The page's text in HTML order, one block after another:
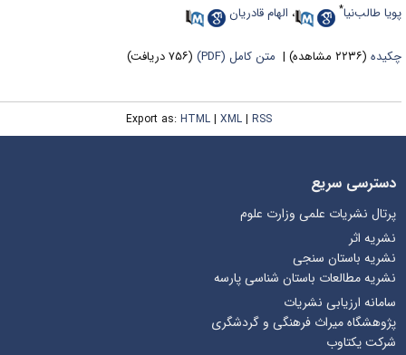
طالب‌نیا* ،الهام قادریان
(۲۲۳۶ مشاهده) | متن کامل (PDF) (۷۵۶ دریافت)
Export as:HTML |XML |RSS
دسترسی سریع
پرتال نشریات علمی وزارت علوم
نشریه اثر
نشریه باستان سنجی
نشریه مطالعات باستان شناسی پارسه
سامانه ارزیابی نشریات
پژوهشگاه میراث فرهنگی و گردشگری
شرکت یکتاوب